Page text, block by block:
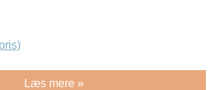
Læs mere »